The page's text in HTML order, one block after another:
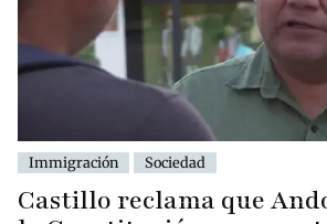
Immigración Sociedad
Castillo reclama que